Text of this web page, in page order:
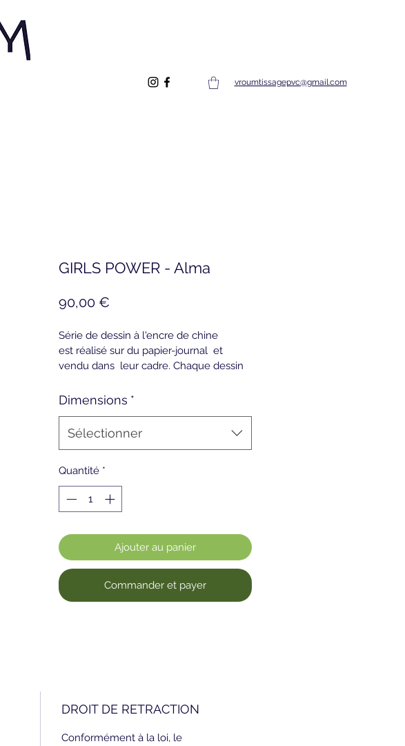
vroumtissagepvc@gmail.com
GIRLS POWER - Alma
90,00 €
Série de dessin à l'encre de chine
est réalisé sur du papier-journal  et
vendu dans  leur cadre. Chaque dessin
repris est par dessin encadré.
Dimensions *
Sélectionner
Quantité *
Ajouter au panier
Commander et payer
DROIT DE RETRACTION
Conformément à la loi, le